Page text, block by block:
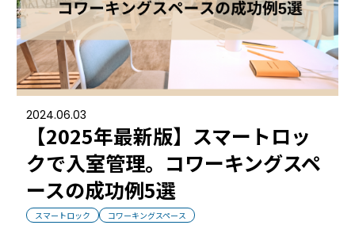
2024.06.03
【2025年最新版】スマートロッ
クで入室管理。コワーキングスペ
ースの成功例5選
スマートロック コワーキングスペース
API連携
製品ラインナップ
RemoteLOCK 500i
RemoteLOCK 700i
RemoteLOCK 8j-S
RemoteLOCK 9j
利用事例トップ
事例一覧
宿泊施設
レンタルスペース
導入の流れ
料金
取付工事
取付工事トップ
お役立ち記事